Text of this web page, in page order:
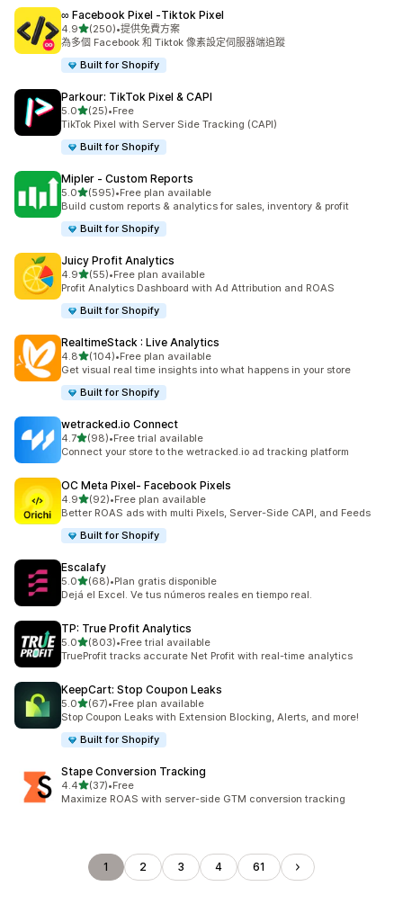
∞ Facebook Pixel ‑Tiktok Pixel
4.9滿分 5 顆星
(250)
共有 250 則評價
•提供免費方案
為多個 Facebook 和 Tiktok 像素設定伺服器端追蹤
Built for Shopify
Parkour: TikTok Pixel & CAPI
5.0滿分 5 顆星
(25)
共有 25 則評價
•Free
TikTok Pixel with Server Side Tracking (CAPI)
Built for Shopify
Mipler ‑ Custom Reports
5.0滿分 5 顆星
(595)
共有 595 則評價
•Free plan available
Build custom reports & analytics for sales, inventory & profit
Built for Shopify
Juicy Profit Analytics
4.9滿分 5 顆星
(55)
共有 55 則評價
•Free plan available
Profit Analytics Dashboard with Ad Attribution and ROAS
Built for Shopify
RealtimeStack : Live Analytics
4.8滿分 5 顆星
(104)
共有 104 則評價
•Free plan available
Get visual real time insights into what happens in your store
Built for Shopify
wetracked.io Connect
4.7滿分 5 顆星
(98)
共有 98 則評價
•Free trial available
Connect your store to the wetracked.io ad tracking platform
OC Meta Pixel‑ Facebook Pixels
4.9滿分 5 顆星
(92)
共有 92 則評價
•Free plan available
Better ROAS ads with multi Pixels, Server-Side CAPI, and Feeds
Built for Shopify
Escalafy
5.0滿分 5 顆星
(68)
共有 68 則評價
•Plan gratis disponible
Dejá el Excel. Ve tus números reales en tiempo real.
TP: True Profit Analytics
5.0滿分 5 顆星
(803)
共有 803 則評價
•Free trial available
TrueProfit tracks accurate Net Profit with real-time analytics
KeepCart: Stop Coupon Leaks
5.0滿分 5 顆星
(67)
共有 67 則評價
•Free plan available
Stop Coupon Leaks with Extension Blocking, Alerts, and more!
Built for Shopify
Stape Conversion Tracking
4.4滿分 5 顆星
(37)
共有 37 則評價
•Free
Maximize ROAS with server-side GTM conversion tracking
1 2 3 4 61